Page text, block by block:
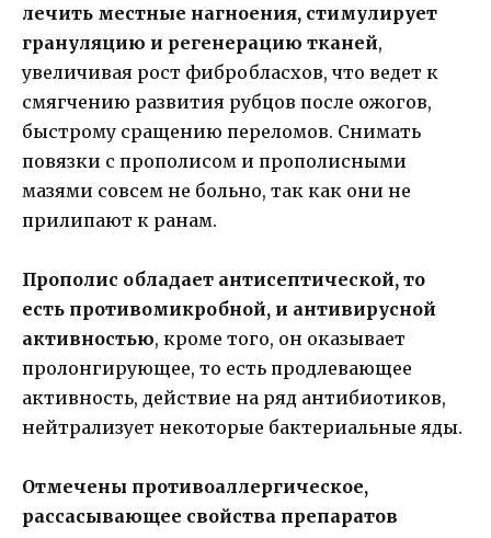
лечить местные нагноения, стимулирует
грануляцию и регенерацию тканей,
увеличивая рост фибробласхов, что ведет к
смягчению развития рубцов после ожогов,
быстрому сращению переломов. Снимать
повязки с прополисом и прополисными
мазями совсем не больно, так как они не
прилипают к ранам.
Прополис обладает антисептической, то
есть противомикробной, и антивирусной
активностью, кроме того, он оказывает
пролонгирующее, то есть продлевающее
активность, действие на ряд антибиотиков,
нейтрализует некоторые бактериальные яды.
Отмечены противоаллергическое,
рассасывающее свойства препаратов